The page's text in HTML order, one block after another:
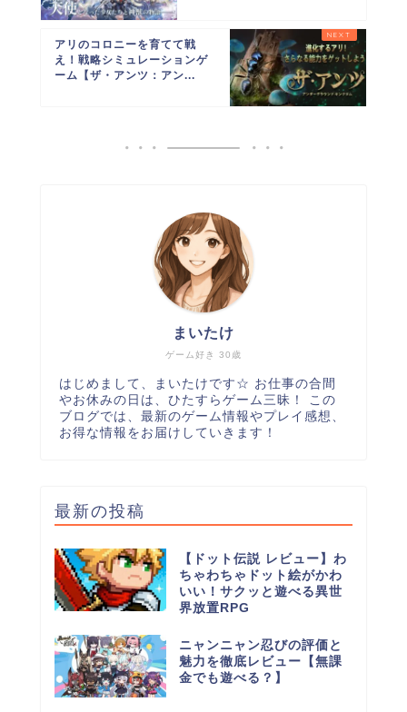
アリのコロニーを育てて戦
え！戦略シミュレーションゲ
ーム【ザ・アンツ：アン...
ゲーム好き 30歳
まいたけ
はじめまして、まいたけです☆ お仕事の合間
やお休みの日は、ひたすらゲーム三昧！ この
ブログでは、最新のゲーム情報やプレイ感想、
お得な情報をお届けしていきます！
最新の投稿
【ドット伝説 レビュー】わ
ちゃわちゃドット絵がかわ
いい！サクッと遊べる異世
界放置RPG
ニャンニャン忍びの評価と
魅力を徹底レビュー【無課
金でも遊べる？】